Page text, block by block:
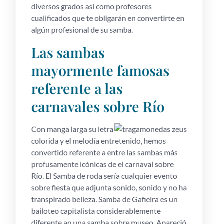
diversos grados así­ como profesores
cualificados que te obligarán en convertirte en
algún profesional de su samba.
Las sambas
mayormente famosas
referente a las
carnavales sobre Río
Con manga larga su letra
colorida y el melodía entretenido, hemos
convertido referente a entre las sambas más
profusamente icónicas de el carnaval sobre
Río. El Samba de roda serí­a cualquier evento
sobre fiesta que adjunta sonido, sonido y no ha
transpirado belleza. Samba de Gafieira es un
bailoteo capitalista considerablemente